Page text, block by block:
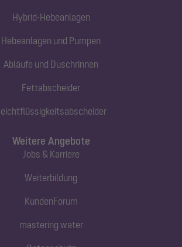
Hybrid-Hebeanlagen
Hebeanlagen und Pumpen
Abläufe und Duschrinnen
Fettabscheider
Leichtflüssigkeitsabscheider
Weitere Angebote
Jobs & Karriere
Weiterbildung
KundenForum
mastering water